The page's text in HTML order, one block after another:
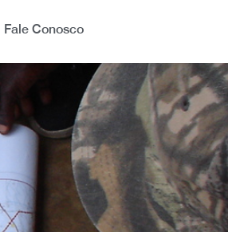
Fale Conosco